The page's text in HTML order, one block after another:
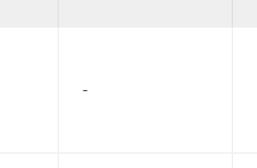
-